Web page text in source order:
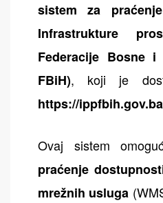
sistem za
Infrastrukture
Federacije Bosne i
FBiH), koji je
https://
Ovaj sistem
praćenje
mrežnih usluga